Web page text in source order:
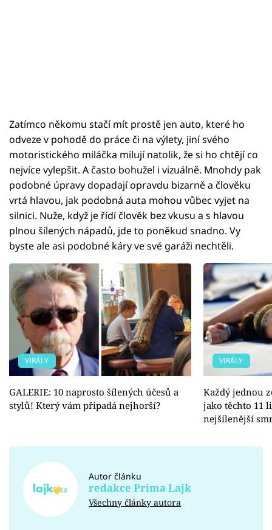
Zatímco někomu stačí mít prostě jen auto, které ho
odveze v pohodě do práce či na výlety, jiní svého
motoristického miláčka milují natolik, že si ho chtějí co
nejvíce vylepšit. A často bohužel i vizuálně. Mnohdy pak
podobné úpravy dopadají opravdu bizarně a člověku
vrtá hlavou, jak podobná auta mohou vůbec vyjet na
silnici. Nuže, když je řídí člověk bez vkusu a s hlavou
plnou šílených nápadů, jde to poněkud snadno. Vy
byste ale asi podobné káry ve své garáži nechtěli.
VIRÁLY
GALERIE: 10 naprosto šílených účesů a
stylů! Který vám připadá nejhorší?
VIRÁLY
Každý jednou
jako těchto 11
nejšílenější
Autor článku
redakce Prima Lajk
Všechny články autora